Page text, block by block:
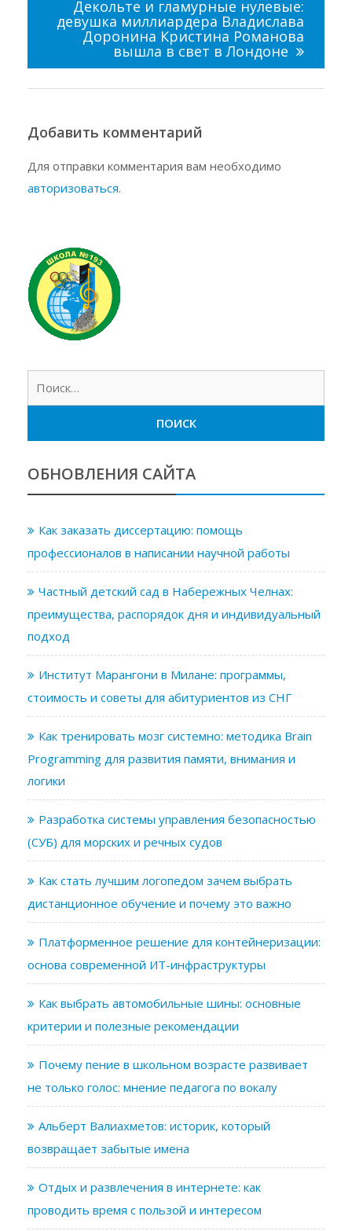
Декольте и гламурные нулевые:
девушка миллиардера Владислава
Доронина Кристина Романова
вышла в свет в Лондоне
Добавить комментарий
Для отправки комментария вам необходимо
авторизоваться.
ОБНОВЛЕНИЯ САЙТА
Как заказать диссертацию: помощь
профессионалов в написании научной работы
Частный детский сад в Набережных Челнах:
преимущества, распорядок дня и индивидуальный
подход
Институт Марангони в Милане: программы,
стоимость и советы для абитуриентов из СНГ
Как тренировать мозг системно: методика Brain
Programming для развития памяти, внимания и
логики
Разработка системы управления безопасностью
(СУБ) для морских и речных судов
Как стать лучшим логопедом зачем выбрать
дистанционное обучение и почему это важно
Платформенное решение для контейнеризации:
основа современной ИТ-инфраструктуры
Как выбрать автомобильные шины: основные
критерии и полезные рекомендации
Почему пение в школьном возрасте развивает
не только голос: мнение педагога по вокалу
Альберт Валиахметов: историк, который
возвращает забытые имена
Отдых и развлечения в интернете: как
проводить время с пользой и интересом